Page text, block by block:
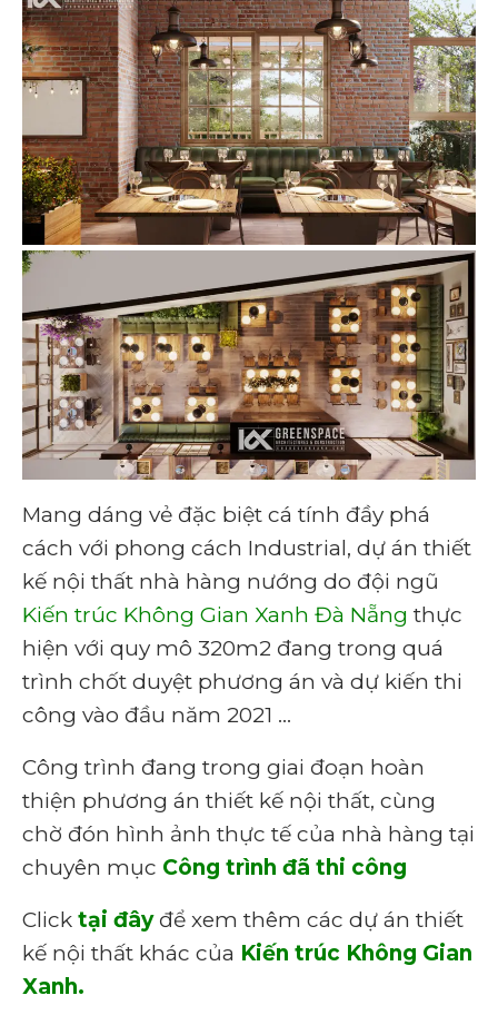
Mang dáng vẻ đặc biệt cá tính đầy phá
cách với phong cách Industrial, dự án thiết
kế nội thất nhà hàng nướng do đội ngũ
Kiến trúc Không Gian Xanh Đà Nẵng thực
hiện với quy mô 320m2 đang trong quá
trình chốt duyệt phương án và dự kiến thi
công vào đầu năm 2021 …
Công trình đang trong giai đoạn hoàn
thiện phương án thiết kế nội thất, cùng
chờ đón hình ảnh thực tế của nhà hàng tại
chuyên mục Công trình đã thi công
Click tại đâyđể xem thêm các dự án thiết
kế nội thất khác của Kiến trúc Không Gian
Xanh.